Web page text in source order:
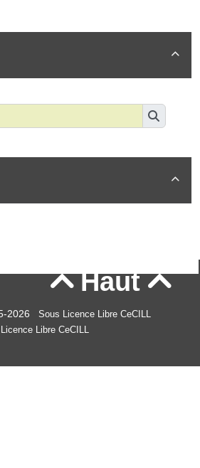


Haut
2026
Sous Licence Libre CeCILL
Licence Libre CeCILL